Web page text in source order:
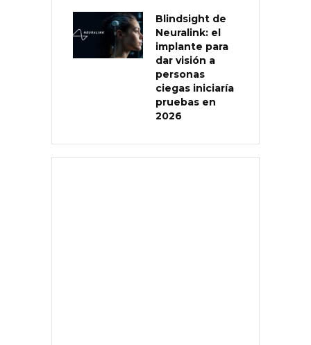
Blindsight de
Neuralink: el
implante para
dar visión a
personas
ciegas iniciaría
pruebas en
2026